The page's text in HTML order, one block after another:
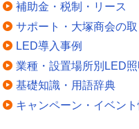
補助金・税制・リース
サポート・大塚商会の
LED導入事例
業種・設置場所別LED照
基礎知識・用語辞典
キャンペーン・イベント